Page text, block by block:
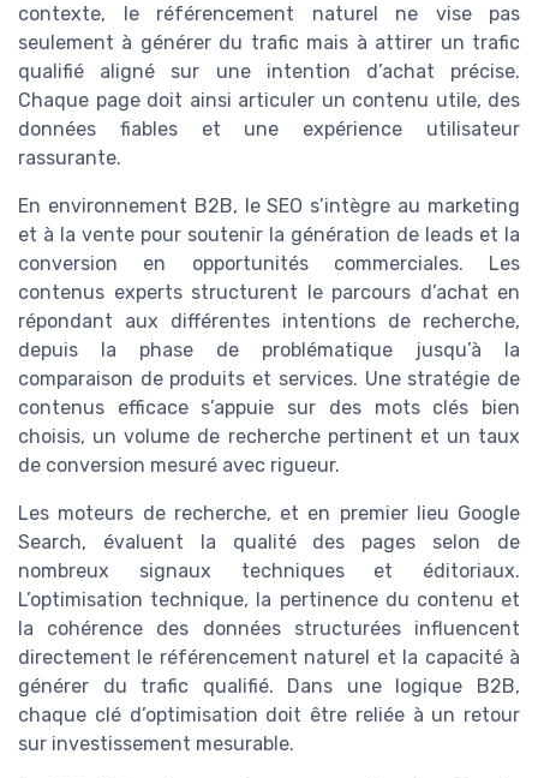
contexte, le référencement naturel ne vise pas
seulement à générer du trafic mais à attirer un trafic
qualifié aligné sur une intention d’achat précise.
Chaque page doit ainsi articuler un contenu utile, des
données fiables et une expérience utilisateur
rassurante.
En environnement B2B, le SEO s’intègre au marketing
et à la vente pour soutenir la génération de leads et la
conversion en opportunités commerciales. Les
contenus experts structurent le parcours d’achat en
répondant aux différentes intentions de recherche,
depuis la phase de problématique jusqu’à la
comparaison de produits et services. Une stratégie de
contenus efficace s’appuie sur des mots clés bien
choisis, un volume de recherche pertinent et un taux
de conversion mesuré avec rigueur.
Les moteurs de recherche, et en premier lieu Google
Search, évaluent la qualité des pages selon de
nombreux signaux techniques et éditoriaux.
L’optimisation technique, la pertinence du contenu et
la cohérence des données structurées influencent
directement le référencement naturel et la capacité à
générer du trafic qualifié. Dans une logique B2B,
chaque clé d’optimisation doit être reliée à un retour
sur investissement mesurable.